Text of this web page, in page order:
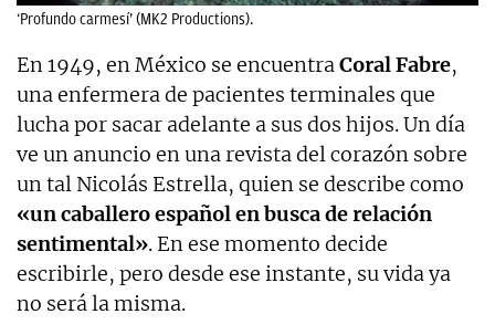
‘Profundo carmesí’ (MK2 Productions).
En 1949, en México se encuentraCoral Fabre,
una enfermera de pacientes terminales que
lucha por sacar adelante a sus dos hijos. Un día
ve un anuncio en una revista del corazón sobre
un tal Nicolás Estrella, quien se describe como
«un caballero español en busca de relación
sentimental». En ese momento decide
escribirle, pero desde ese instante, su vida ya
no será la misma.